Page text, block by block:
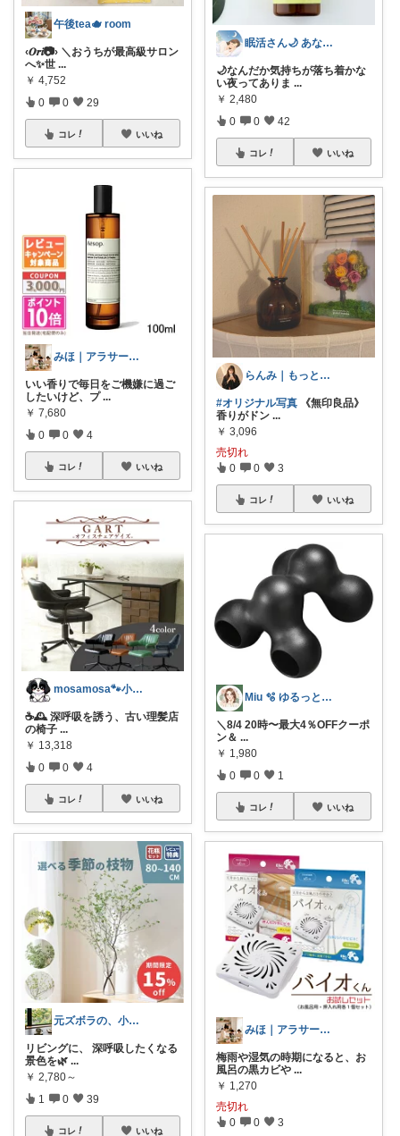
午後tea🫖 room
‹𝑶𝒓𝒊📷› ＼おうちが最高級サロン
へ✨世 ...
￥ 4,752
0 0 29
コレ いいね
みほ｜アラサー主婦｜共働き｜2児育児中
いい香りで毎日をご機嫌に過ご
したいけど、プ ...
￥ 7,680
0 0 4
コレ いいね
mosamosa🐾小さめバッグの日々✨
☕🕰️ 深呼吸を誘う、古い理髪店
の椅子 ...
￥ 13,318
0 0 4
コレ いいね
元ズボラの、小さなリセット習慣🌱
リビングに、 深呼吸したくなる
景色を🌿 ...
￥ 2,780～
1 0 39
コレ いいね
眠活さん🌙 あなたの眠りをお手伝い
🌙なんだか気持ちが落ち着かな
い夜ってありま ...
￥ 2,480
0 0 42
コレ いいね
らんみ｜もっと心地いい暮らし
#オリジナル写真 《無印良品》
香りがドン ...
￥ 3,096
売切れ
0 0 3
コレ いいね
Miu 🫧 ゆるっと自分磨き。
＼8/4 20時〜最大4％OFFクーポ
ン＆ ...
￥ 1,980
0 0 1
コレ いいね
みほ｜アラサー主婦｜共働き｜2児育児中
梅雨や湿気の時期になると、お
風呂の黒カビや ...
￥ 1,270
売切れ
0 0 3